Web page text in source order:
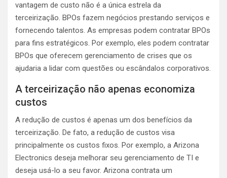
vantagem de custo não é a única estrela da
terceirização. BPOs fazem negócios prestando serviços e
fornecendo talentos. As empresas podem contratar BPOs
para fins estratégicos. Por exemplo, eles podem contratar
BPOs que oferecem gerenciamento de crises que os
ajudaria a lidar com questões ou escândalos corporativos.
A terceirização não apenas economiza
custos
A redução de custos é apenas um dos benefícios da
terceirização. De fato, a redução de custos visa
principalmente os custos fixos. Por exemplo, a Arizona
Electronics deseja melhorar seu gerenciamento de TI e
deseja usá-lo a seu favor. Arizona contrata um